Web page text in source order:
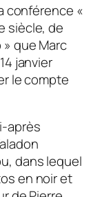
conférence «
siècle, de
» que Marc
janvier
le compte
après
dans lequel
en noir et